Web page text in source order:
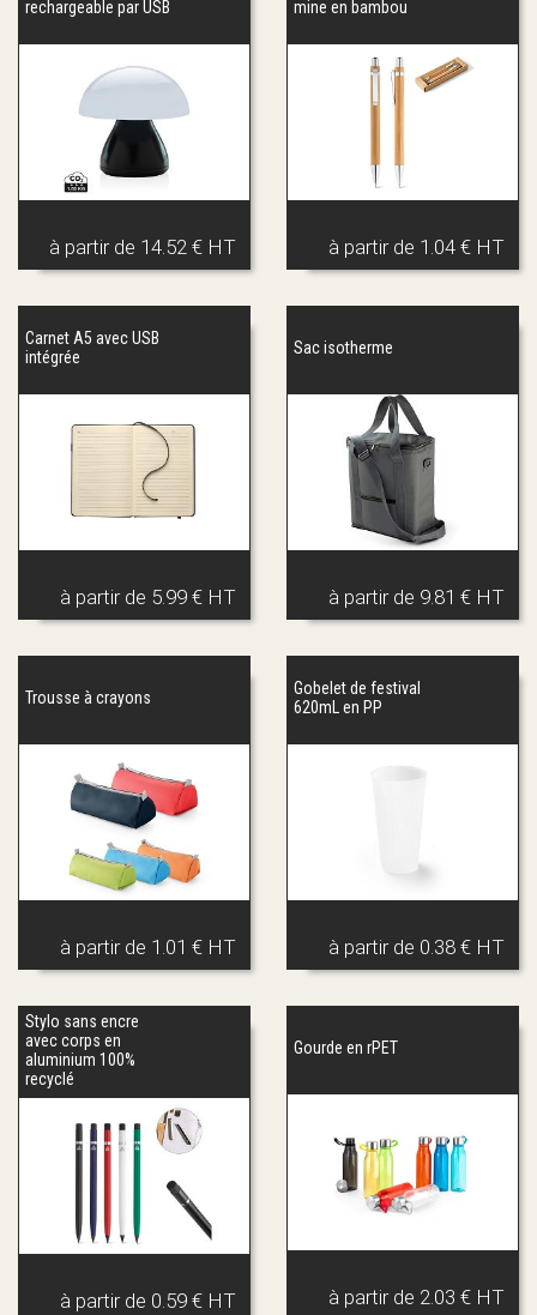
rechargeable par USB
à partir de 14.52 € HT
mine en bambou
à partir de 1.04 € HT
Carnet A5 avec USB
intégrée
à partir de 5.99 € HT
Sac isotherme
à partir de 9.81 € HT
Trousse à crayons
à partir de 1.01 € HT
Gobelet de festival
620mL en PP
à partir de 0.38 € HT
Stylo sans encre
avec corps en
aluminium 100%
recyclé
à partir de 0.59 € HT
Gourde en rPET
à partir de 2.03 € HT